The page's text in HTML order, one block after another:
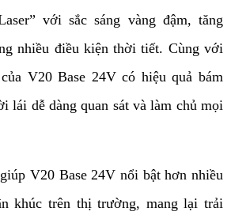
với sắc sáng vàng đậm, tăng
nhiều điều kiện thời tiết. Cùng với
V20 Base 24V có hiệu quả bám
lái dễ dàng quan sát và làm chủ mọi
V20 Base 24V nổi bật hơn nhiều
khúc trên thị trường, mang lại trải